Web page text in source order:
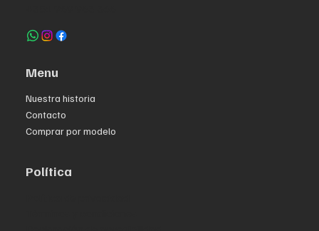
Menu
Nuestra historia
Contacto
Comprar por modelo
Política